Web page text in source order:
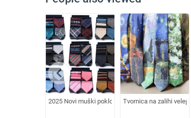
2025 Novi muški poklon set kravata, modni
Tvornica na zalihi
chevron_left